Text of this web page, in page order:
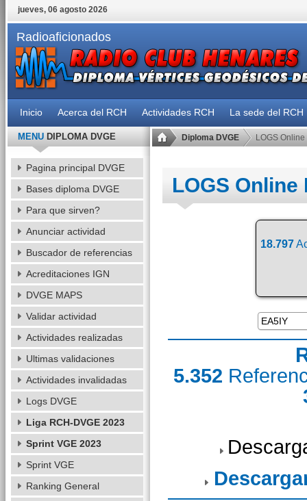
jueves, 06 agosto 2026
Radioaficionados
Inicio Acerca del RCH Actividades RCH La sede del RCH
Diploma DVGE LOGS Online
LOGS Online
18.797
5.352
MENUDIPLOMA DVGE
Pagina principal DVGE
Bases diploma DVGE
Para que sirven?
Anunciar actividad
Buscador de referencias
Acreditaciones IGN
DVGE MAPS
Validar actividad
Actividades realizadas
Ultimas validaciones
Actividades invalidadas
Logs DVGE
Liga RCH-DVGE 2023
Sprint VGE 2023
Sprint VGE
Ranking General